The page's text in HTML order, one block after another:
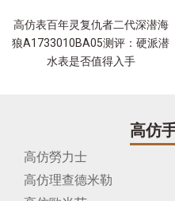
高仿表百年灵复仇者二代深潜海
狼A1733010BA05测评：硬派潜
水表是否值得入手
高仿
高仿勞力士
高仿理查德米勒